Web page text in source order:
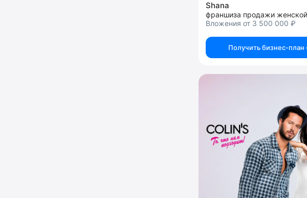
Shana
Вложения от 3 500 000 ₽
Получить бизнес-план